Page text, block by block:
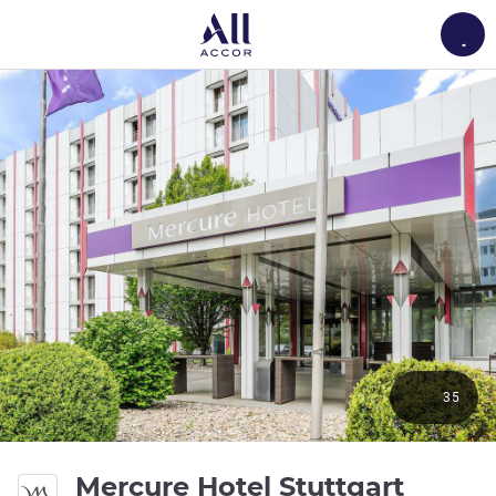
Mercure Hotel Stuttgart
35